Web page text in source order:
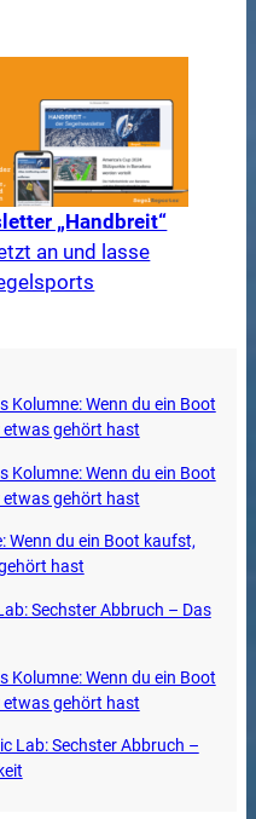
„Handbreit“
an und lasse
Kolumne: Wenn du ein Boot
etwas gehört hast
Kolumne: Wenn du ein Boot
etwas gehört hast
Wenn du ein Boot kaufst,
hast
Sechster Abbruch – Das
Kolumne: Wenn du ein Boot
etwas gehört hast
Lab: Sechster Abbruch –